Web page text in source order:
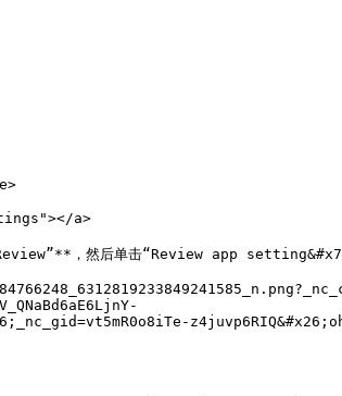
a>
，然后单击“Review app